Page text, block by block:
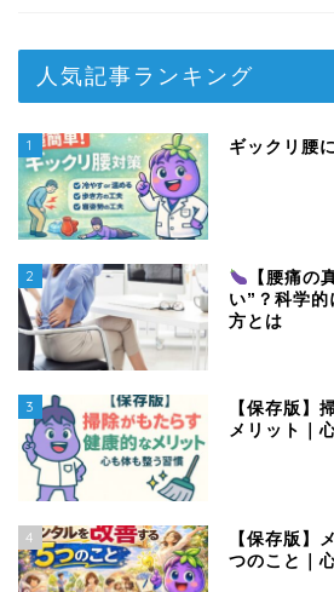
人気記事ランキング
1 ギックリ腰
2
【腰痛の
い”？科学
方とは
3
【保存版】
メリット｜
4
【保存版】
つのこと｜